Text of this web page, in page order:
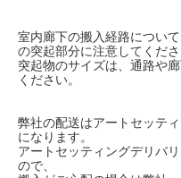
室内廊下の搬入経路につい
の突起部分に注意してくださ
突起物のサイズは、通路や
ください。
弊社の配送はアートセッテ
になります。
アートセッティングデリバ
ので、